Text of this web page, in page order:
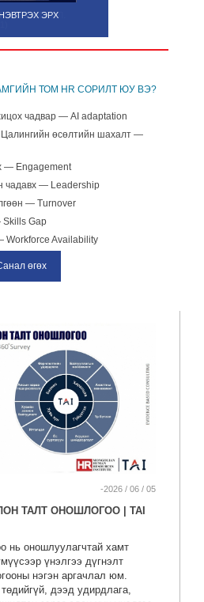
СЭТГҮҮЛ.
ТОМ HR СОРИЛТ ЮУ ВЭ?
чадвар — AI adaptation
өсөлтийн шахалт —
— Engagement
чадавх — Leadership
— Turnover
Skills Gap
Workforce Availability
-2026 / 06 / 05
ТАЛТ ОНОШЛОГОО | TAI
нь оношлуулагчтай хамт
үнэлгээ дүгнэлт
нэгэн аргачлал юм.
дээд удирдлага,